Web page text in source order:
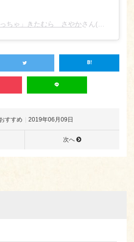
ちゃ」きたむら さやかさん(@sado_daccha_sa_ya_ka_)がシェアした投稿 –
すすめ 2019年06月09日
次へ